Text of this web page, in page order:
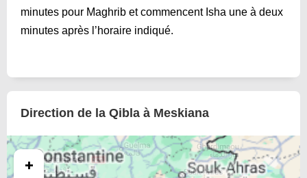
minutes pour Maghrib et commencent Isha une à deux
minutes après l’horaire indiqué.
Direction de la Qibla à Meskiana
+